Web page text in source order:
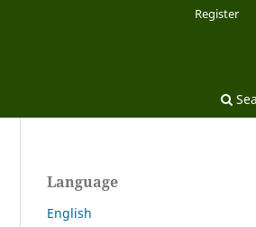
Register
Language
English